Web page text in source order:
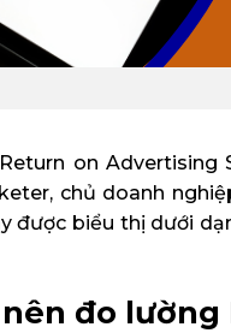
on Advertising
chủ doanh
được biểu thị dưới
đo lường